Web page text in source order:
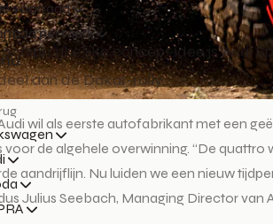
voorraad
per merk
oorspronkelijke concept idee is Audi
aan de Dakar-rally.
wil als eerste autofabrikant met een
voor de algehele overwinning. “De
aandrijflijn. Nu luiden we een nieuw
Julius Seebach, Managing Director